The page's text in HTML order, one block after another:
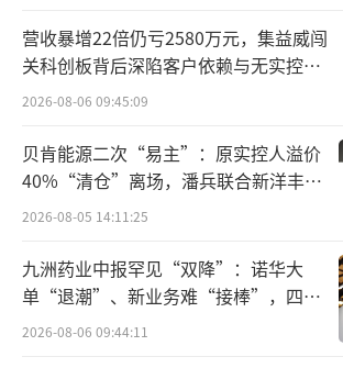
鄢志杰，曾担任达摩院机
室负责人，彼时达摩院的十三
一。大模型之后，他曾担任通义
人，负责聚焦音视频内容的
手“听悟”。薄列峰，原多模
人，其主导研发的“全民舞王”
营收暴增22倍仍亏2580万元，集益威闯
关科创板背后深陷客户依赖与无实控人
困局
2026-08-06 09:45:09
贝肯能源二次“易主”：原实控人溢价
40%“清仓”离场，潘兵联合新洋丰、
宏科百世拟入主
2026-08-05 14:11:25
九洲药业中报罕见“双降”：诺华大
单“退潮”、新业务难“接棒”，四大
难关待闯
2026-08-06 09:44:11